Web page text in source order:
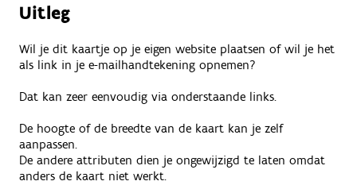
Uitleg
Wil je dit kaartje op je eigen website plaatsen of wil je het
als link in je e-mailhandtekening opnemen?
Dat kan zeer eenvoudig via onderstaande links.
De hoogte of de breedte van de kaart kan je zelf
aanpassen.
De andere attributen dien je ongewijzigd te laten omdat
anders de kaart niet werkt.